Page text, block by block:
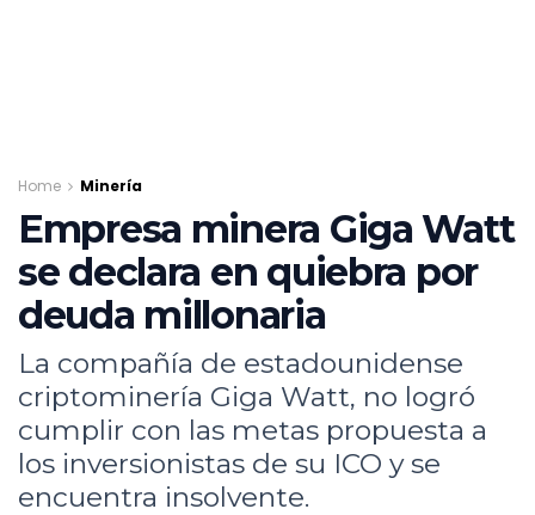
Home Minería
Empresa minera Giga Watt
se declara en quiebra por
deuda millonaria
La compañía de estadounidense
criptominería Giga Watt, no logró
cumplir con las metas propuesta a
los inversionistas de su ICO y se
encuentra insolvente.